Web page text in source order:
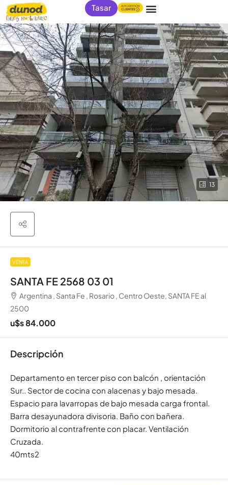
Tasar
13
VENTA
SANTA FE 2568 03 01
Argentina , Santa Fe , Rosario , Centro Oeste, SANTA FE al
2500
u$s 84.000
Descripción
Departamento en tercer piso con balcón , orientación
Sur.. Sector de cocina con alacenas y bajo mesada.
Espacio para lavarropas de bajo mesada carga frontal.
Barra desayunadora divisoria. Baño con bañera.
Dormitorio al contrafrente con placar. Ventilación
Cruzada.
40mts2